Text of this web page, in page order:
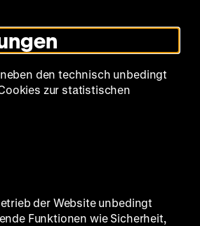
Sprache
Über uns
den technisch unbedingt
zur statistischen
der Website unbedingt
Funktionen wie Sicherheit,